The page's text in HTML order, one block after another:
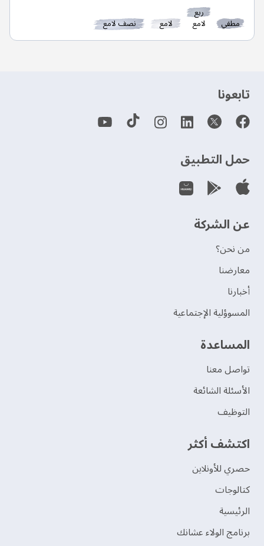
مطفي
ربع
لامع لامع نصف لامع
‫تابعونا‬
حمل التطبيق
عن الشركة
من نحن؟
‫معارضنا‬
‫أخبارنا‬
المسوؤلية الإجتماعية
‫المساعدة‬
تواصل معنا
الأسئلة الشائعة
التوظيف
اكتشف أكثر
حصري للأونلاين
‫كتالوجات‬
الرئيسية
برنامج الولاء عشانك